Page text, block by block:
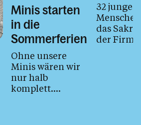
Minis starten
in die
Sommerferien
Ohne unsere
Minis wären wir
nur halb
komplett.
32 junge
das
der